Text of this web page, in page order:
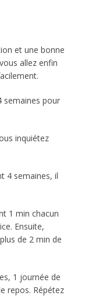
et une bonne
allez enfin
semaines pour
inquiétez
4 semaines, il
1 min chacun
Ensuite,
de 2 min de
1 journée de
repos. Répétez